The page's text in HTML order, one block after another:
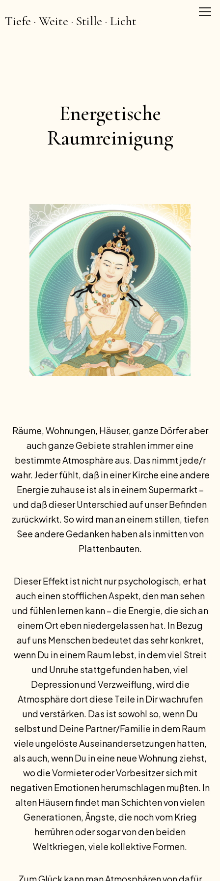
Tiefe · Weite · Stille · Licht
Energetische
Raumreinigung
Räume, Wohnungen, Häuser, ganze Dörfer aber
auch ganze Gebiete strahlen immer eine
bestimmte Atmosphäre aus. Das nimmt jede/r
wahr. Jeder fühlt, daß in einer Kirche eine andere
Energie zuhause ist als in einem Supermarkt –
und daß dieser Unterschied auf unser Befinden
zurückwirkt. So wird man an einem stillen, tiefen
See andere Gedanken haben als inmitten von
Plattenbauten.
Dieser Effekt ist nicht nur psychologisch, er hat
auch einen stofflichen Aspekt, den man sehen
und fühlen lernen kann – die Energie, die sich an
einem Ort eben niedergelassen hat. In Bezug
auf uns Menschen bedeutet das sehr konkret,
wenn Du in einem Raum lebst, in dem viel Streit
und Unruhe stattgefunden haben, viel
Depression und Verzweiflung, wird die
Atmosphäre dort diese Teile in Dir wachrufen
und verstärken. Das ist sowohl so, wenn Du
selbst und Deine Partner/Familie in dem Raum
viele ungelöste Auseinandersetzungen hatten,
als auch, wenn Du in eine neue Wohnung ziehst,
wo die Vormieter oder Vorbesitzer sich mit
negativen Emotionen herumschlagen mußten. In
alten Häusern findet man Schichten von vielen
Generationen, Ängste, die noch vom Krieg
herrühren oder sogar von den beiden
Weltkriegen, viele kollektive Formen.